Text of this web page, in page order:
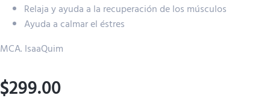
Relaja y ayuda a la recuperación de los músculos
Ayuda a calmar el éstres
MCA. IsaaQuim
$299.00